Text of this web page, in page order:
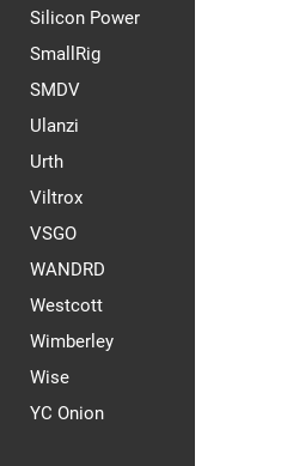
Silicon Power
SmallRig
SMDV
Ulanzi
Urth
Viltrox
VSGO
WANDRD
Westcott
Wimberley
Wise
YC Onion